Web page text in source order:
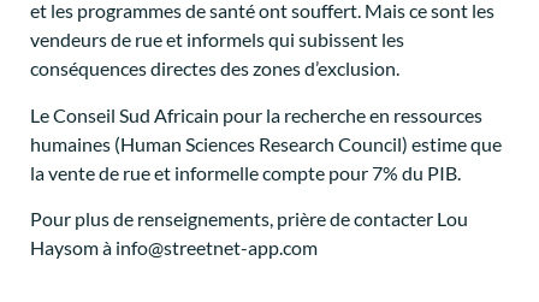
et les programmes de santé ont souffert. Mais ce sont les
vendeurs de rue et informels qui subissent les
conséquences directes des zones d’exclusion.
Le Conseil Sud Africain pour la recherche en ressources
humaines (Human Sciences Research Council) estime que
la vente de rue et informelle compte pour 7% du PIB.
Pour plus de renseignements, prière de contacter Lou
Haysom à info@streetnet-app.com